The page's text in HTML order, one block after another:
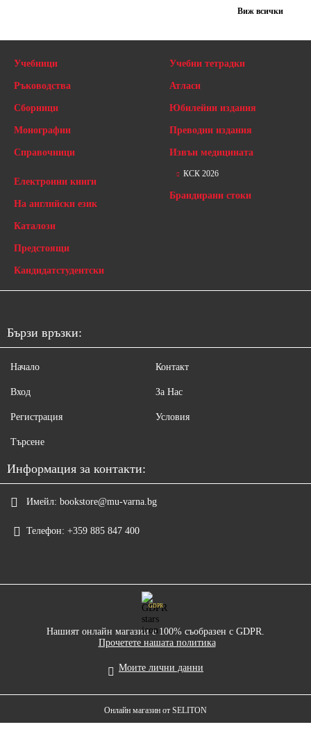
Виж всички
Учебници
Ръководства
Сборници
Монографии
Справочници
Учебни тетрадки
Атласи
Юбилейни издания
Преводни издания
Извън медицината
Електронни книги
На английски език
Каталози
Предстоящи
Кандидатстудентски
КСК 2026
Брандирани стоки
Бързи връзки:
Начало
Вход
Регистрация
Търсене
Контакт
За Нас
Условия
Информация за контакти:
Имейл: bookstore@mu-varna.bg
Телефон: +359 885 847 400
GDPR
Нашият онлайн магазин е 100% съобразен с GDPR.
Прочетете нашата политика
Моите лични данни
Онлайн магазин от SELITON